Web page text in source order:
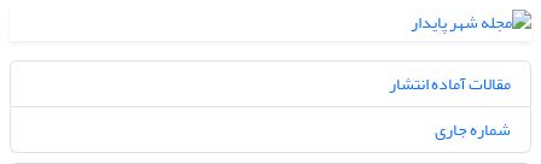
مقالات آماده انتشار
شماره جاری